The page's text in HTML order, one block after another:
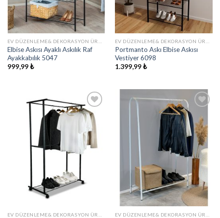
Elbise Askısı Ayaklı Askılık Raf
Ayakkabılık 5047
999,99₺
Portmanto Askı Elbise Askısı
Vestiyer 6098
1.399,99₺
İstek
Listeme
Ekle
İstek
Listeme
Ekle